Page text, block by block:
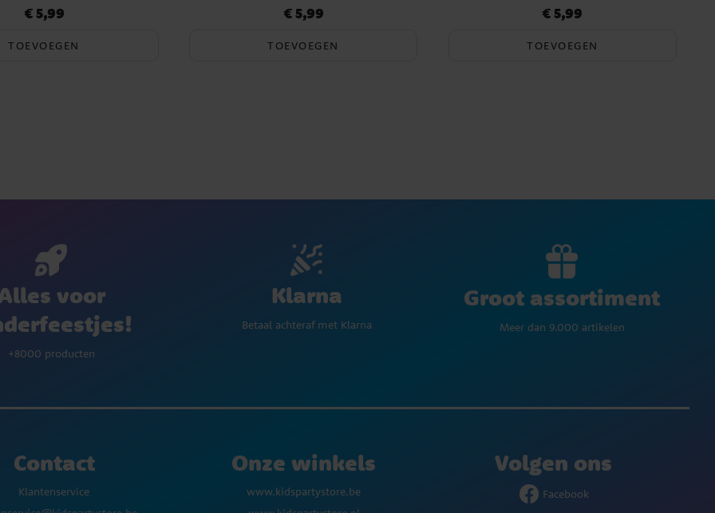
Prijs :€ 5,99
€ 5,99
TOEVOEGEN
Prijs :€ 5,99
€ 5,99
TOEVOEGEN
Prijs: € 5,99
€ 5,99
TOEVOEGEN
voor
+8000 producten
Klarna
Betaal achteraf met Klarna
Groot assortiment
Meer dan 9.000 artikelen
Contact
Klantenservice
Onze winkels
www.kidspartystore.be
Volgen ons
Facebook